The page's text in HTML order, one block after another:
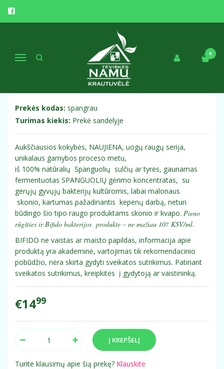
Navigacija
0
Pagrindinis
SPANGUOLIŲ fermentuotas probiotinis gėrimo koncentratas 0,75L
SPANGUOLIŲ FERMENTUOTAS
PROBIOTINIS GĖRIMO
KONCENTRATAS 0,75L
Prekės kodas: spangrau
Turimas kiekis: Prekė sandėlyje
Aukščiausios kokybės, NAUJIENA, uogų raugų serija,
unikalaus gamybos proceso metu,
iš 100% natūralių Spanguolių sulčių ar tyrės, gaunamas
fermentuotas SPANGUOLIŲ gėrimo koncentratas, su
gerųjų gyvųjų bakterijų kultūromis, labai malonaus
skonio, kartumas pažadinantis kepenų darbą, neturi
būdingo šio tipo raugo produktams skonio ir kvapo. Pieno
rūgšties ir Bifido bakterijos produkte – ne mažiau 107KSV/ml.
BIFIDO ne vaistas ar maisto papildas, informacija apie
produktą yra akademinė, vartojimas tik rekomendacinio
pobūdžio, nėra skirta gydyti sveikatos sutrikimus. Patiriant
sveikatos sutrikimus, kreipkitės į gydytoją ar vaistininką.
€1499
Turite klausimų apie šią prekę? Klauskite